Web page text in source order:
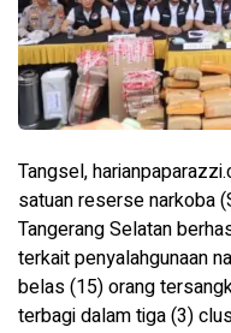
Tangsel,
satuan reserse narkoba
Tangerang Selatan
terkait penyalahgunaan
belas (15) orang
terbagi dalam tiga (3)